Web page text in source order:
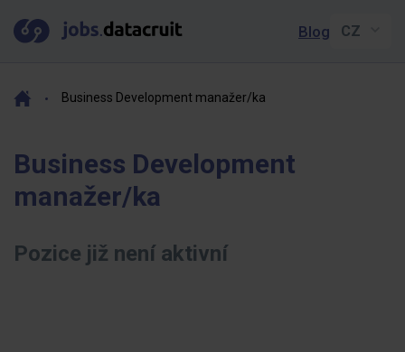
Blog
Business Development manažer/ka
Business Development
manažer/ka
Pozice již není aktivní